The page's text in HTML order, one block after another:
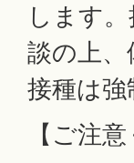
します
談の上
接種は強
【ご注